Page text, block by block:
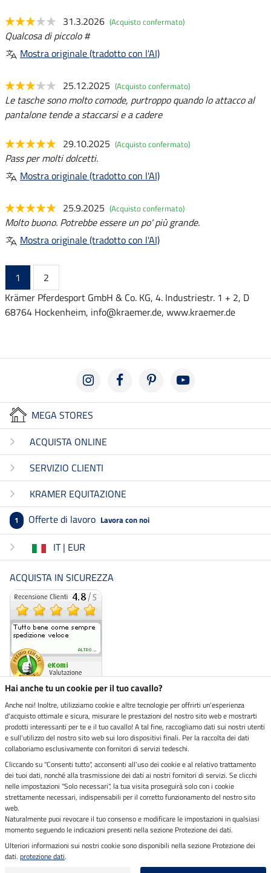
31.3.2026 (Acquisto confermato)
Qualcosa di piccolo #
Mostra originale (tradotto con l'AI)
25.12.2025 (Acquisto confermato)
Le tasche sono molto comode, purtroppo quando lo attacco al
pantalone tende a staccarsi e a cadere
29.10.2025 (Acquisto confermato)
Pass per molti dolcetti.
Mostra originale (tradotto con l'AI)
25.9.2025 (Acquisto confermato)
Molto buono. Potrebbe essere un po' più grande.
Mostra originale (tradotto con l'AI)
1
2
Krämer Pferdesport GmbH & Co. KG, 4. Industriestr. 1 + 2, D
68764 Hockenheim, info@kraemer.de, www.kraemer.de
MEGA STORES
ACQUISTA ONLINE
SERVIZIO CLIENTI
KRAMER EQUITAZIONE
1 Offerte di lavoro Lavora con noi
IT | EUR
ACQUISTA IN SICUREZZA
Negozio ecosostenibile
Spedizioni tramite
Paga in sicurezza con
Note legali
Ultimo aggiornamento il 09.08.2026 alle 07:17
Hai anche tu un cookie per il tuo cavallo?
Anche noi! Inoltre, utilizziamo cookie e altre tecnologie per offrirti un'esperienza
d'acquisto ottimale e sicura, misurare le prestazioni del nostro sito web e mostrarti
prodotti interessanti per te e il tuo cavallo! A tal fine, raccogliamo dati sui nostri utenti
e sull'utilizzo del nostro sito web sui loro dispositivi finali. Per la raccolta dei dati
collaboriamo esclusivamente con fornitori di servizi tedeschi.
Cliccando su "Consenti tutto", acconsenti all'uso dei cookie e al relativo trattamento
dei tuoi dati, nonché alla trasmissione dei dati ai nostri fornitori di servizi. Se clicchi
nelle impostazioni "Solo necessari", la tua visita proseguirà solo con i cookie
strettamente necessari, indispensabili per il corretto funzionamento del nostro sito
web.
Naturalmente puoi revocare il tuo consenso e modificare le impostazioni in qualsiasi
momento seguendo le indicazioni presenti nella sezione Protezione dei dati.
Ulteriori informazioni sui nostri cookie sono disponibili nella sezione Protezione dei
dati. protezione dati.